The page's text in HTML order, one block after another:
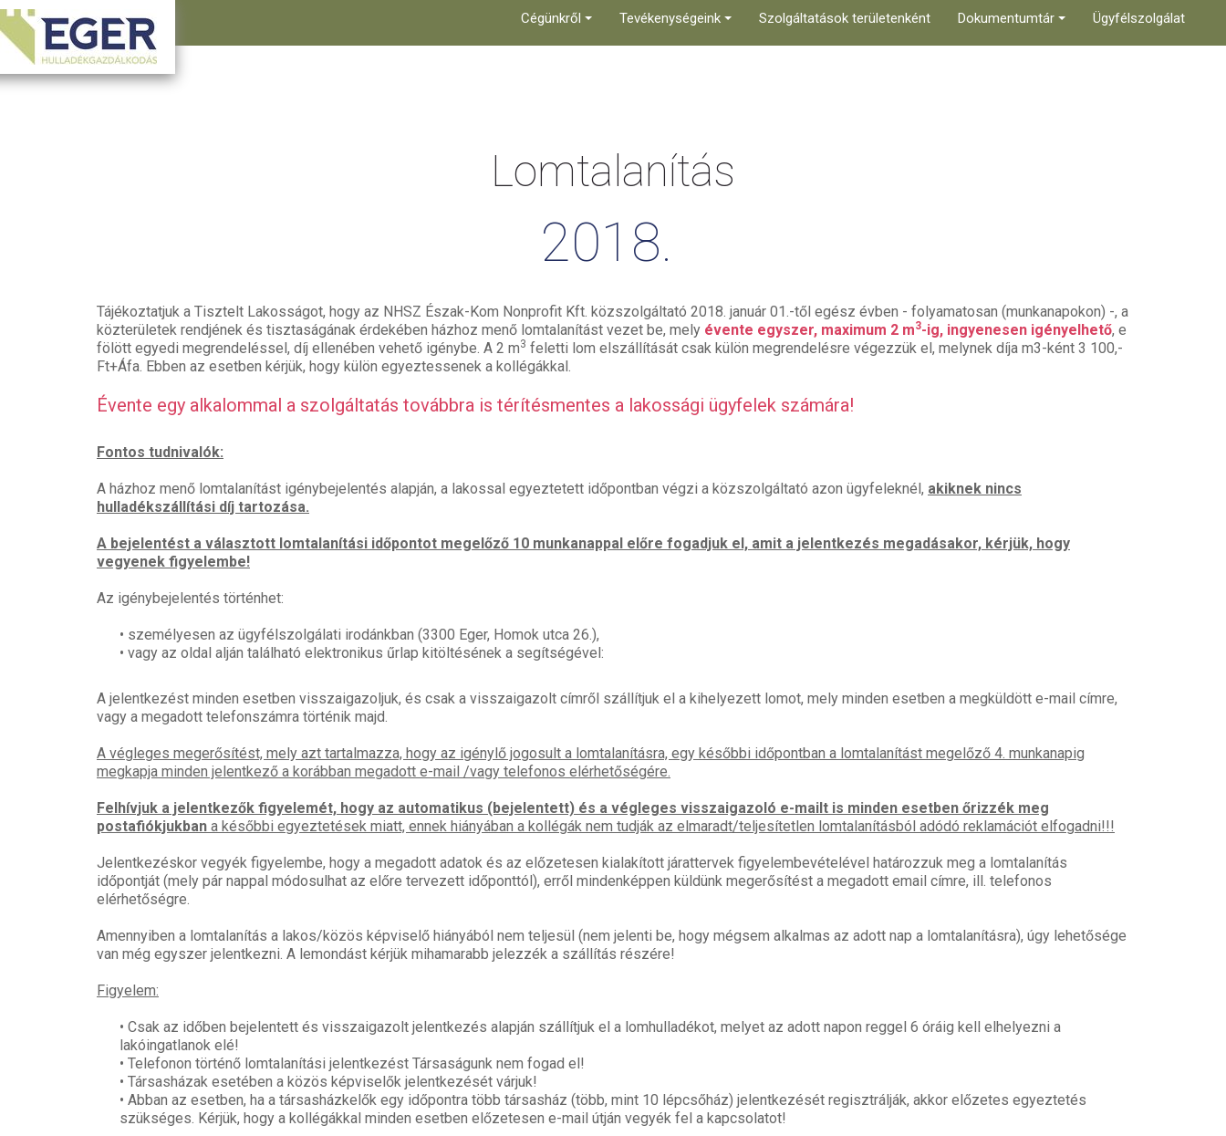
Cégünkről Tevékenységeink Szolgáltatások területenként Dokumentumtár Ügyfélszolgálat
Lomtalanítás
2018.
Tájékoztatjuk a Tisztelt Lakosságot, hogy az NHSZ Észak-Kom Nonprofit Kft. közszolgáltató 2018. január 01.-től egész évben - folyamatosan (munkanapokon) -, a
közterületek rendjének és tisztaságának érdekében házhoz menő lomtalanítást vezet be, mely évente egyszer, maximum 2 m3-ig, ingyenesen igényelhető, e
fölött egyedi megrendeléssel, díj ellenében vehető igénybe. A 2 m3 feletti lom elszállítását csak külön megrendelésre végezzük el, melynek díja m3-ként 3 100,-
Ft+Áfa. Ebben az esetben kérjük, hogy külön egyeztessenek a kollégákkal.
Évente egy alkalommal a szolgáltatás továbbra is térítésmentes a lakossági ügyfelek számára!
Fontos tudnivalók:
A házhoz menő lomtalanítást igénybejelentés alapján, a lakossal egyeztetett időpontban végzi a közszolgáltató azon ügyfeleknél, akiknek nincs
hulladékszállítási díj tartozása.
A bejelentést a választott lomtalanítási időpontot megelőző 10 munkanappal előre fogadjuk el, amit a jelentkezés megadásakor, kérjük, hogy
vegyenek figyelembe!
Az igénybejelentés történhet:
• személyesen az ügyfélszolgálati irodánkban (3300 Eger, Homok utca 26.),
• vagy az oldal alján található elektronikus űrlap kitöltésének a segítségével:
A jelentkezést minden esetben visszaigazoljuk, és csak a visszaigazolt címről szállítjuk el a kihelyezett lomot, mely minden esetben a megküldött e-mail címre,
vagy a megadott telefonszámra történik majd.
A végleges megerősítést, mely azt tartalmazza, hogy az igénylő jogosult a lomtalanításra, egy későbbi időpontban a lomtalanítást megelőző 4. munkanapig
megkapja minden jelentkező a korábban megadott e-mail /vagy telefonos elérhetőségére.
Felhívjuk a jelentkezők figyelemét, hogy az automatikus (bejelentett) és a végleges visszaigazoló e-mailt is minden esetben őrizzék meg
postafiókjukban a későbbi egyeztetések miatt, ennek hiányában a kollégák nem tudják az elmaradt/teljesítetlen lomtalanításból adódó reklamációt elfogadni!!!
Jelentkezéskor vegyék figyelembe, hogy a megadott adatok és az előzetesen kialakított járattervek figyelembevételével határozzuk meg a lomtalanítás
időpontját (mely pár nappal módosulhat az előre tervezett időponttól), erről mindenképpen küldünk megerősítést a megadott email címre, ill. telefonos
elérhetőségre.
Amennyiben a lomtalanítás a lakos/közös képviselő hiányából nem teljesül (nem jelenti be, hogy mégsem alkalmas az adott nap a lomtalanításra), úgy lehetősége
van még egyszer jelentkezni. A lemondást kérjük mihamarabb jelezzék a szállítás részére!
Figyelem:
• Csak az időben bejelentett és visszaigazolt jelentkezés alapján szállítjuk el a lomhulladékot, melyet az adott napon reggel 6 óráig kell elhelyezni a
lakóingatlanok elé!
• Telefonon történő lomtalanítási jelentkezést Társaságunk nem fogad el!
• Társasházak esetében a közös képviselők jelentkezését várjuk!
• Abban az esetben, ha a társasházkelők egy időpontra több társasház (több, mint 10 lépcsőház) jelentkezését regisztrálják, akkor előzetes egyeztetés
szükséges. Kérjük, hogy a kollégákkal minden esetben előzetesen e-mail útján vegyék fel a kapcsolatot!